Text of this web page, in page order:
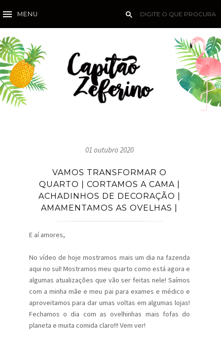
MENU
01 outubro 2020
VAMOS TRANSFORMAR O
QUARTO | CORTAMOS A CAMA |
ACHADINHOS DE DECORAÇÃO |
AMAMENTAMOS AS OVELHAS |
E aí amores,
No vídeo de hoje mostramos mais um dia na fazenda
aqui no sul! Mostramos meu quarto como está agora e
algumas atualizações que vão ser feitas nele! Saímos
com a minha mãe e meu pai para exames e médico e
aproveitamos para dar umas voltas em algumas lojas!
Fechamos o dia com as ovelhinhas mais fofas do
planeta e muita comida claro!!! Vem ver!